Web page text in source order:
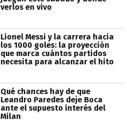
verlos en vivo
Lionel Messi y la carrera hacia
los 1000 goles: la proyección
que marca cuántos partidos
necesita para alcanzar el hito
Qué chances hay de que
Leandro Paredes deje Boca
ante el supuesto interés del
Milan